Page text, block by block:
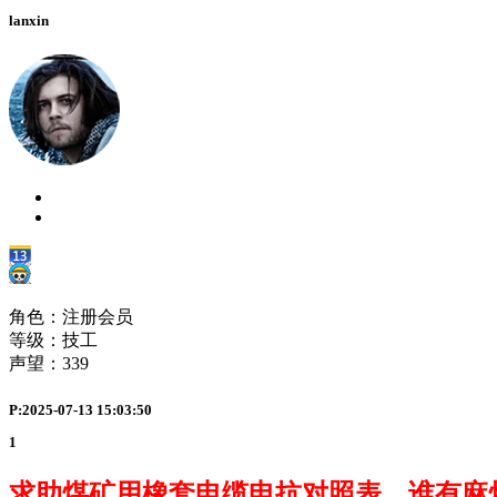
lanxin
角色：注册会员
等级：技工
声望： 339
P:2025-07-13 15:03:50
1